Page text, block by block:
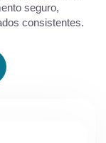
seguro,
consistentes.